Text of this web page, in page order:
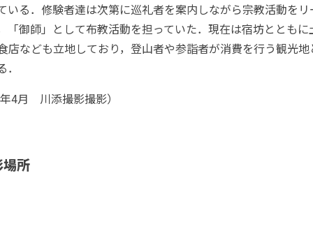
いる．修験者達は次第に巡礼者を案内しながら宗教活動を
「御師」として布教活動を担っていた．現在は宿坊とともに
店なども立地しており，登山者や参詣者が消費を行う観光
4月 川添撮影撮影）
所